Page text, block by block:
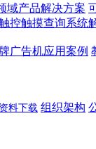
域产品解决方案
控触摸查询系统
广告机应用案例
资料下载 组织架构